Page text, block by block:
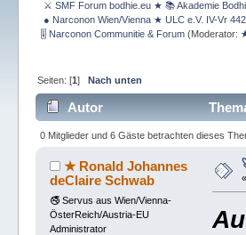
⚔ SMF Forum bodhie.eu ★ 📚 Akademie
● Narconon Wien/Vienna ★ ULC e.V. IV-Vr
🎚 Narconon Communitie & Forum(Moderator:
Seiten: [1] Nach unten
Autor
0 Mitglieder und 6 Gäste betrachten dieses
★ Ronald Johannes
deClaire Schwab
🚭 Servus aus Wien/Vienna-
ÖsterReich/Austria-EU
Administrator
«